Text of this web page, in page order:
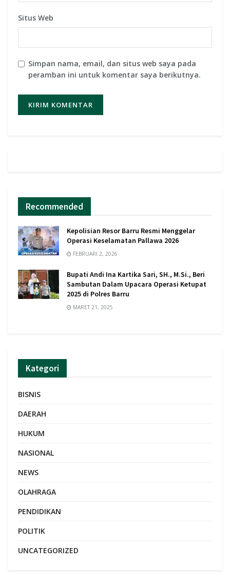
Situs Web
Simpan nama, email, dan situs web saya pada
peramban ini untuk komentar saya berikutnya.
Recommended
Kepolisian Resor Barru Resmi Menggelar
Operasi Keselamatan Pallawa 2026
FEBRUARI 2, 2026
Bupati Andi Ina Kartika Sari, SH., M.Si., Beri
Sambutan Dalam Upacara Operasi Ketupat
2025 di Polres Barru
MARET 21, 2025
Kategori
BISNIS
DAERAH
HUKUM
NASIONAL
NEWS
OLAHRAGA
PENDIDIKAN
POLITIK
UNCATEGORIZED